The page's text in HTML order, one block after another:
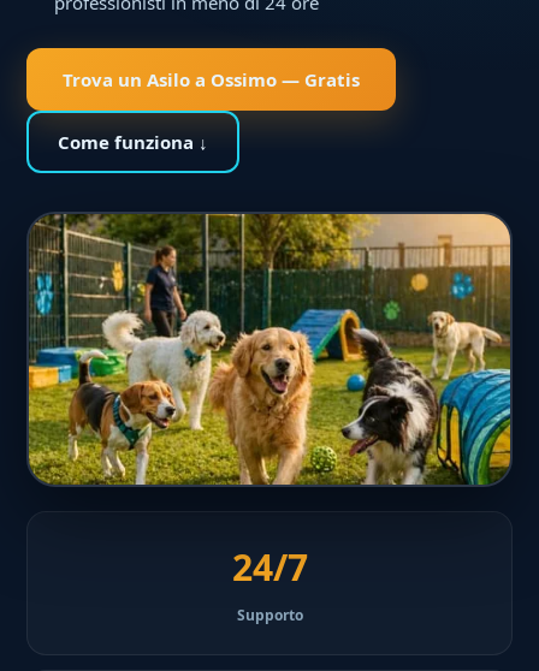
Trova un Asilo a Ossimo — Gratis
Come funziona ↓
24/7
Supporto